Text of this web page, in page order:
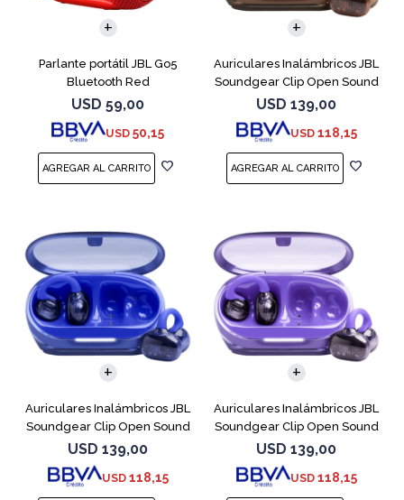
Parlante portátil JBL Go5
Bluetooth Red
USD 59,00
USD 50,15
Auriculares Inalámbricos JBL
Soundgear Clip Open Sound
Cobre
USD 139,00
USD 118,15
Auriculares Inalámbricos JBL
Soundgear Clip Open Sound
Azul
USD 139,00
USD 118,15
Auriculares Inalámbricos JBL
Soundgear Clip Open Sound
Purpl
USD 139,00
USD 118,15